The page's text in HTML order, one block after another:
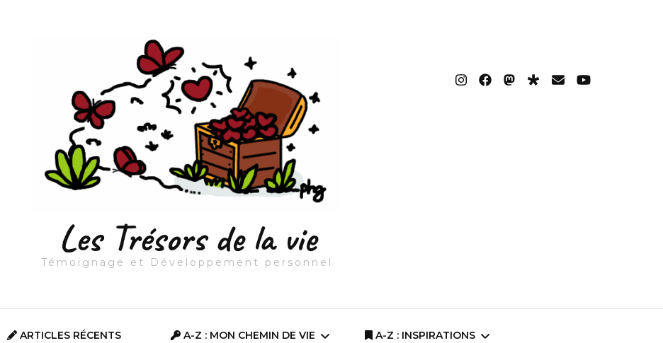
Les Trésors de la vie
Témoignage et Développement personnel
ARTICLES RÉCENTS A-Z : MON CHEMIN DE VIE A-Z : INSPIRATIONS